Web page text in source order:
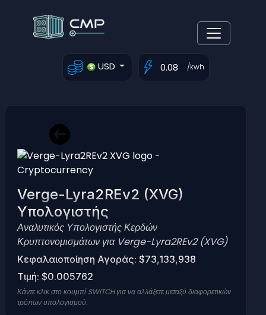
USD /kwh
Verge-Lyra2REv2 (XVG)
Υπολογιστής
Αναλυτικός Υπολογιστής Κερδών
Κρυπτονομισμάτων για Verge-Lyra2REv2 (XVG)
Κεφαλαιοποίηση Αγοράς: $73,133,938
Τιμή: $0.005762
Κάντε κλικ στο κουμπί SWITCH για να αλλάξετε μεταξύ διαφορετικών
τρόπων υπολογισμού.